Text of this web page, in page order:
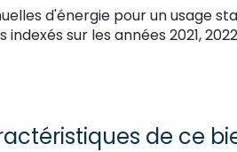
d'énergie pour un usage
sur les années 2021,
de ce